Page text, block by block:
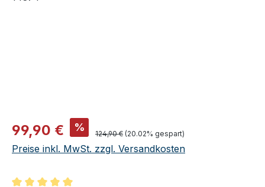
Verkaufspreis:
99,90 € % Regulärer Preis:
124,90 € (20.02% gespart)
Preise inkl. MwSt. zzgl. Versandkosten